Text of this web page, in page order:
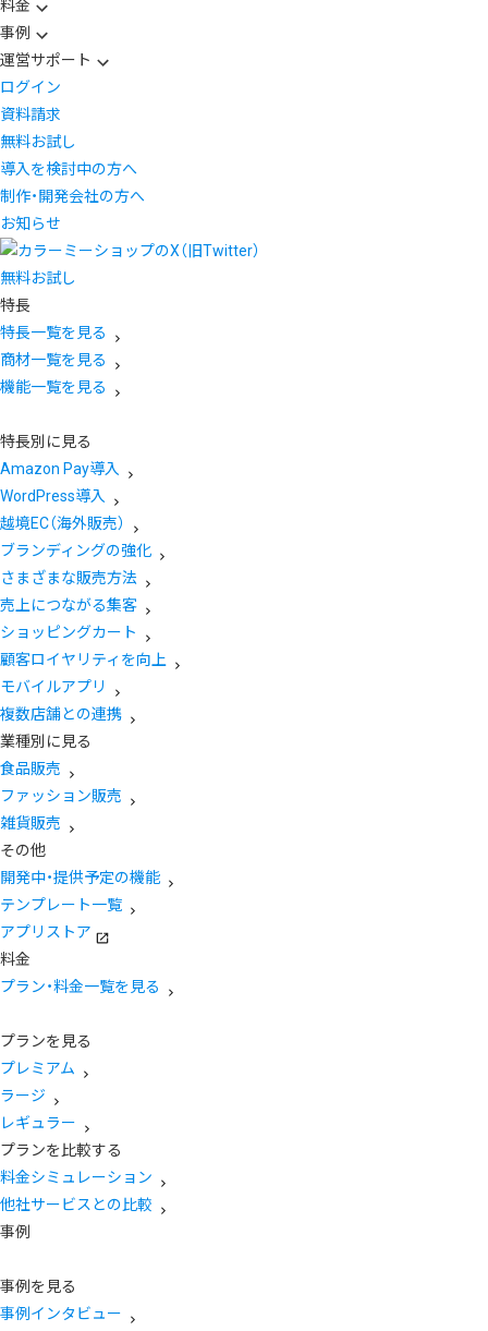
料金
事例
運営サポート
ログイン
資料請求
無料お試し
導入を検討中の方へ
制作・開発会社の方へ
お知らせ
無料お試し
特長
特長一覧を見る
商材一覧を見る
機能一覧を見る
特長別に見る
Amazon Pay導入
WordPress導入
越境EC（海外販売）
ブランディングの強化
さまざまな販売方法
売上につながる集客
ショッピングカート
顧客ロイヤリティを向上
モバイルアプリ
複数店舗との連携
業種別に見る
食品販売
ファッション販売
雑貨販売
その他
開発中・提供予定の機能
テンプレート一覧
アプリストア
料金
プラン・料金一覧を見る
プランを見る
プレミアム
ラージ
レギュラー
プランを比較する
料金シミュレーション
他社サービスとの比較
事例
事例を見る
事例インタビュー